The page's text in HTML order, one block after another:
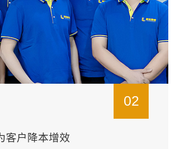
02
客户降本增效